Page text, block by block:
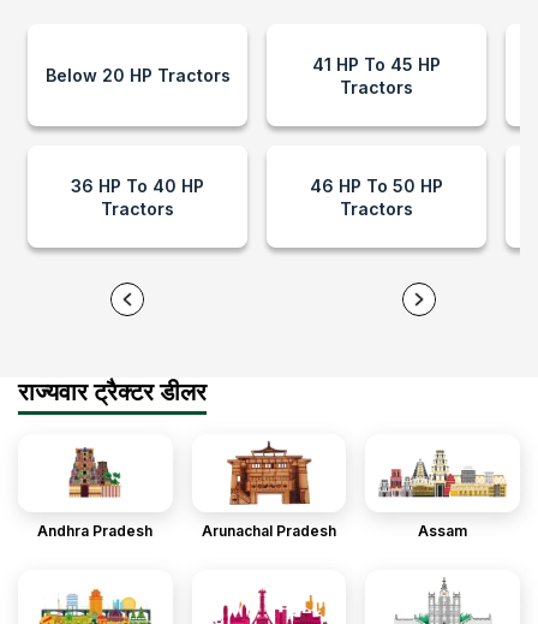
Below 20 HP Tractors
36 HP To 40 HP
Tractors
41 HP To 45 HP
Tractors
46 HP To 50 HP
Tractors
राज्यवार ट्रैक्टर डीलर
Andhra Pradesh Arunachal Pradesh Assam